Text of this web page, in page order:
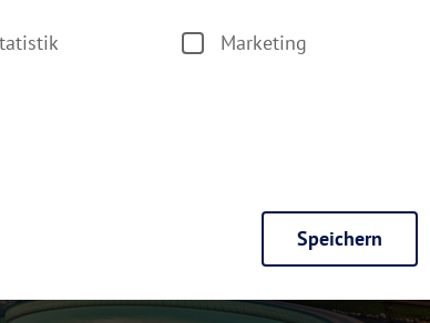
Marketing
unbedingt notwendig und ermöglichen beispielsweise
erneuten Besuch unserer Seite schneller zur Verfügung zu
Speichern